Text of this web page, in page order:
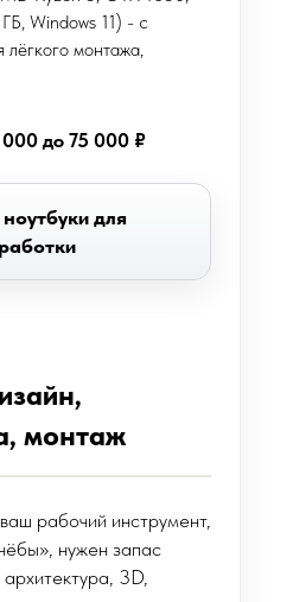
Windows 11) - с
лёгкого монтажа,
до 75 000 ₽
для
монтаж
рабочий инструмент,
нужен запас
3D,